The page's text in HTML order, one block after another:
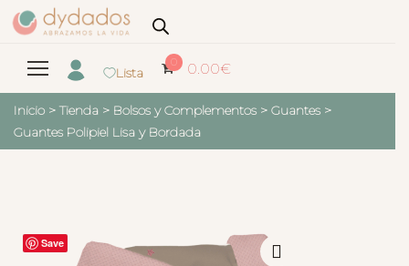
Lista
0 0.00€
Inicio > Tienda > Bolsos y Complementos > Guantes >
Guantes Polipiel Lisa y Bordada
Save